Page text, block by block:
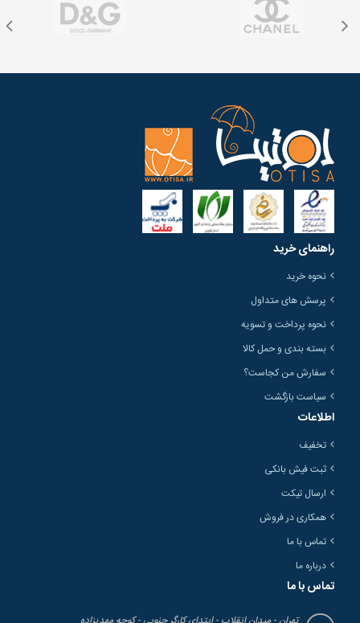
راهنمای خرید
نحوه خرید
پرسش های متداول
نحوه پرداخت و تسویه
بسته بندی و حمل کالا
سفارش من کجاست؟
سیاست بازگشت
اطلاعات
تخفیف
ثبت فیش بانکی
ارسال تیکت
همکاری در فروش
تماس با ما
درباره ما
تماس با ما